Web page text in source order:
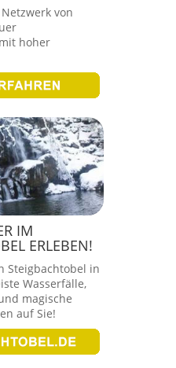
von
hoher
IM
ERLEBEN!
Steigbachtobel in
Wasserfälle,
magische
auf Sie!